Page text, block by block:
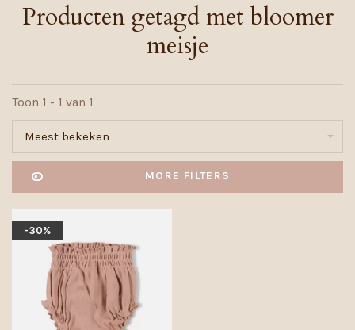
Producten getagd met bloomer
meisje
Toon 1 - 1 van 1
Meest bekeken
MORE FILTERS
-30%